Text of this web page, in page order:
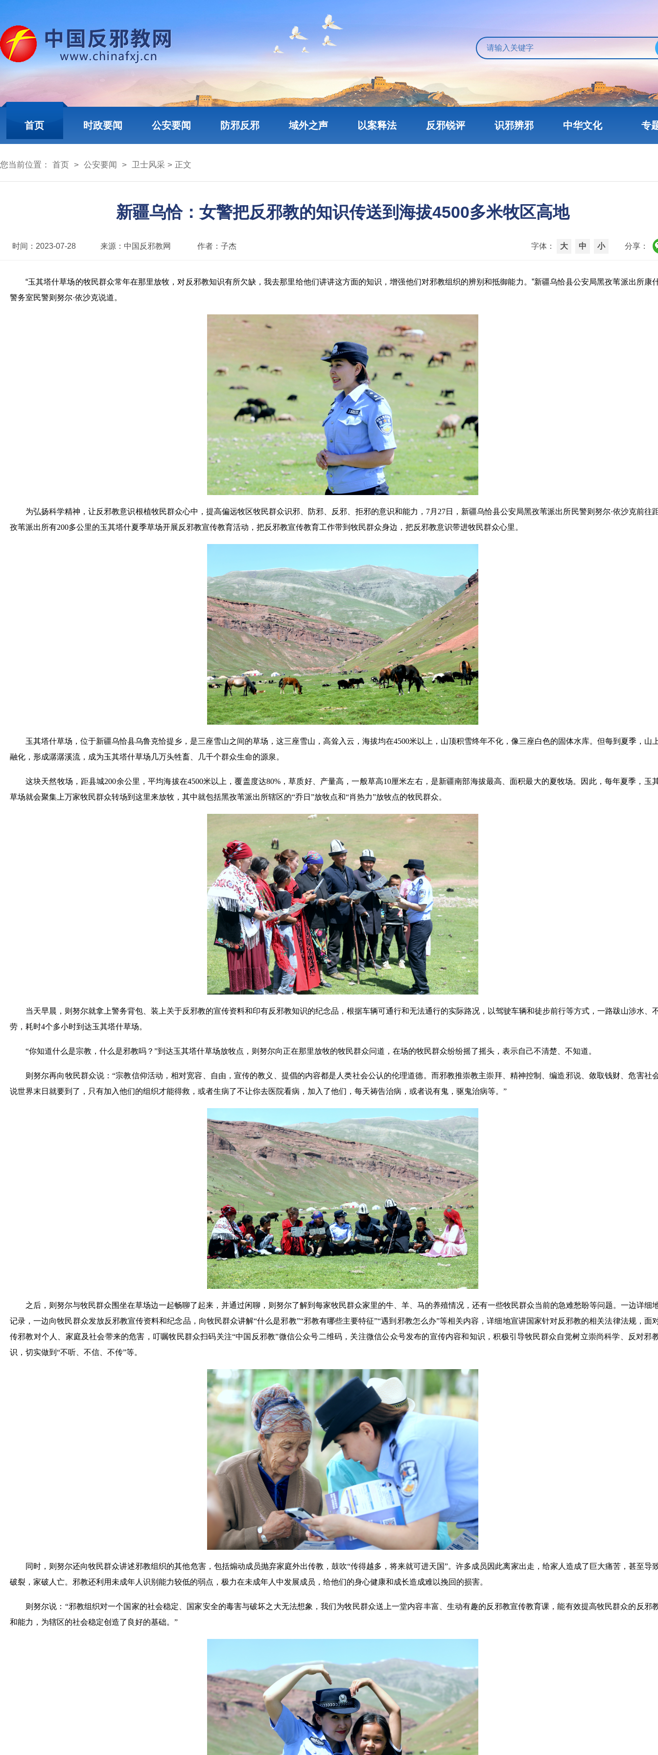
首页 时政要闻 公安要闻 防邪反邪 域外之声 以案释法 反邪锐评 识邪辨邪 中华文化 专
您当前位置： 首页 > 公安要闻 > 卫士风采 > 正文
新疆乌恰：女警把反邪教的知识传送到海拔4500多米牧区高地
时间： 2023-07-28 来源： 中国反邪教网 作者： 子杰 字体： 大 中 小 分享：
“玉其塔什草场的牧民群众常年在那里放牧，对反邪教知识有所欠缺，我去那里给他们讲讲这方面的知识，增强他们对邪教组织的辨别和抵御能力。”新疆乌恰县公安局黑孜苇派出所康
警务室民警则努尔·依沙克说道。
为弘扬科学精神，让反邪教意识根植牧民群众心中，提高偏远牧区牧民群众识邪、防邪、反邪、拒邪的意识和能力，7月27日，新疆乌恰县公安局黑孜苇派出所民警则努尔·依沙克前往
孜苇派出所有200多公里的玉其塔什夏季草场开展反邪教宣传教育活动，把反邪教宣传教育工作带到牧民群众身边，把反邪教意识带进牧民群众心里。
玉其塔什草场，位于新疆乌恰县乌鲁克恰提乡，是三座雪山之间的草场，这三座雪山，高耸入云，海拔均在4500米以上，山顶积雪终年不化，像三座白色的固体水库。但每到夏季，山
融化，形成潺潺溪流，成为玉其塔什草场几万头牲畜、几千个群众生命的源泉。
这块天然牧场，距县城200余公里，平均海拔在4500米以上，覆盖度达80%，草质好、产量高，一般草高10厘米左右，是新疆南部海拔最高、面积最大的夏牧场。因此，每年夏季，玉
草场就会聚集上万家牧民群众转场到这里来放牧，其中就包括黑孜苇派出所辖区的“乔日”放牧点和“肖热力”放牧点的牧民群众。
当天早晨，则努尔就拿上警务背包、装上关于反邪教的宣传资料和印有反邪教知识的纪念品，根据车辆可通行和无法通行的实际路况，以驾驶车辆和徒步前行等方式，一路跋山涉水、
劳，耗时4个多小时到达玉其塔什草场。
“你知道什么是宗教，什么是邪教吗？”到达玉其塔什草场放牧点，则努尔向正在那里放牧的牧民群众问道，在场的牧民群众纷纷摇了摇头，表示自己不清楚、不知道。
则努尔再向牧民群众说：“宗教信仰活动，相对宽容、自由，宣传的教义、提倡的内容都是人类社会公认的伦理道德。而邪教推崇教主崇拜、精神控制、编造邪说、敛取钱财、危害社
说世界末日就要到了，只有加入他们的组织才能得救，或者生病了不让你去医院看病，加入了他们，每天祷告治病，或者说有鬼，驱鬼治病等。”
之后，则努尔与牧民群众围坐在草场边一起畅聊了起来，并通过闲聊，则努尔了解到每家牧民群众家里的牛、羊、马的养殖情况，还有一些牧民群众当前的急难愁盼等问题。一边详细
记录，一边向牧民群众发放反邪教宣传资料和纪念品，向牧民群众讲解“什么是邪教”“邪教有哪些主要特征”“遇到邪教怎么办”等相关内容，详细地宣讲国家针对反邪教的相关法律法规，面
传邪教对个人、家庭及社会带来的危害，叮嘱牧民群众扫码关注“中国反邪教”微信公众号二维码，关注微信公众号发布的宣传内容和知识，积极引导牧民群众自觉树立崇尚科学、反对邪
识，切实做到“不听、不信、不传”等。
同时，则努尔还向牧民群众讲述邪教组织的其他危害，包括煽动成员抛弃家庭外出传教，鼓吹“传得越多，将来就可进天国”。许多成员因此离家出走，给家人造成了巨大痛苦，甚至导
破裂，家破人亡。邪教还利用未成年人识别能力较低的弱点，极力在未成年人中发展成员，给他们的身心健康和成长造成难以挽回的损害。
则努尔说：“邪教组织对一个国家的社会稳定、国家安全的毒害与破坏之大无法想象，我们为牧民群众送上一堂内容丰富、生动有趣的反邪教宣传教育课，能有效提高牧民群众的反邪
和能力，为辖区的社会稳定创造了良好的基础。”